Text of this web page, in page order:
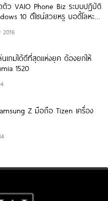
ตัว VAIO Phone Biz ระบบปฎิบัติ
10 ดีไซน์สวยหรู บอดี้โลหะทั้ง
2016
เกมได้ดีที่สุดแห่งยุค ต้องยกให้
1520
Z มือถือ Tizen เครื่อง